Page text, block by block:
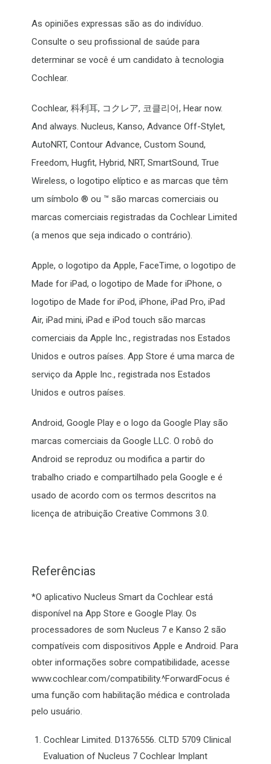
As opiniões expressas são as do indivíduo.
Consulte o seu profissional de saúde para
determinar se você é um candidato à tecnologia
Cochlear.
Cochlear, 科利耳, コクレア, 코클리어, Hear now.
And always. Nucleus, Kanso, Advance Off-Stylet,
AutoNRT, Contour Advance, Custom Sound,
Freedom, Hugfit, Hybrid, NRT, SmartSound, True
Wireless, o logotipo elíptico e as marcas que têm
um símbolo ® ou ™ são marcas comerciais ou
marcas comerciais registradas da Cochlear Limited
(a menos que seja indicado o contrário).
Apple, o logotipo da Apple, FaceTime, o logotipo de
Made for iPad, o logotipo de Made for iPhone, o
logotipo de Made for iPod, iPhone, iPad Pro, iPad
Air, iPad mini, iPad e iPod touch são marcas
comerciais da Apple Inc., registradas nos Estados
Unidos e outros países. App Store é uma marca de
serviço da Apple Inc., registrada nos Estados
Unidos e outros países.
Android, Google Play e o logo da Google Play são
marcas comerciais da Google LLC. O robô do
Android se reproduz ou modifica a partir do
trabalho criado e compartilhado pela Google e é
usado de acordo com os termos descritos na
licença de atribuição Creative Commons 3.0.
Referências
*O aplicativo Nucleus Smart da Cochlear está
disponível na App Store e Google Play. Os
processadores de som Nucleus 7 e Kanso 2 são
compatíveis com dispositivos Apple e Android. Para
obter informações sobre compatibilidade, acesse
www.cochlear.com/compatibility.^ForwardFocus é
uma função com habilitação médica e controlada
pelo usuário.
Cochlear Limited. D1376556. CLTD 5709 Clinical
Evaluation of Nucleus 7 Cochlear Implant